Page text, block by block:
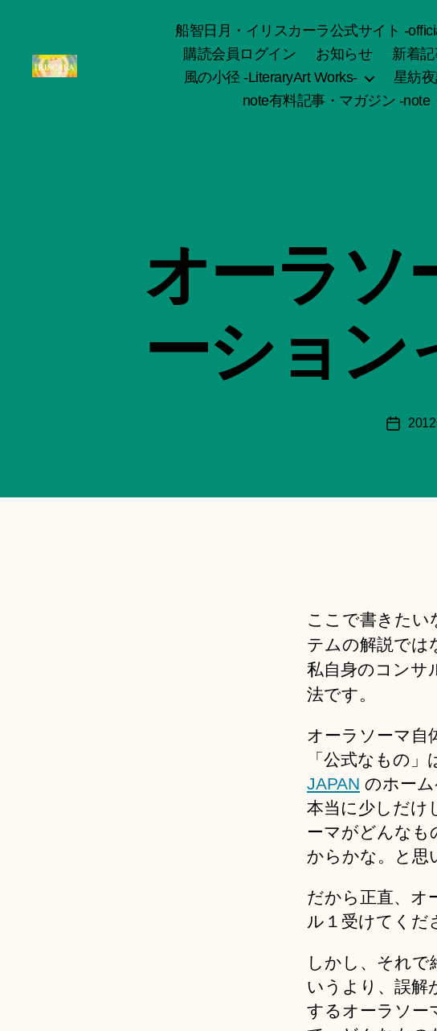
船智日月・イリスカーラ公式サイト -
購読会員ログイン
お知らせ 新着
風の小径 -LiteraryArt Works-
星紡
note有料記事・マガジン -note
オーラソ
ーション
投
ここで書きたい
テムの解説では
私自身のコンサ
法です。
オーラソーマ自
「公式なもの
JAPAN のホー
本当に少しだけ
ーマがどんなも
からかな。と思
だから正直、オ
ル１受けてくだ
しかし、それで
いうより、誤解
するオーラソー